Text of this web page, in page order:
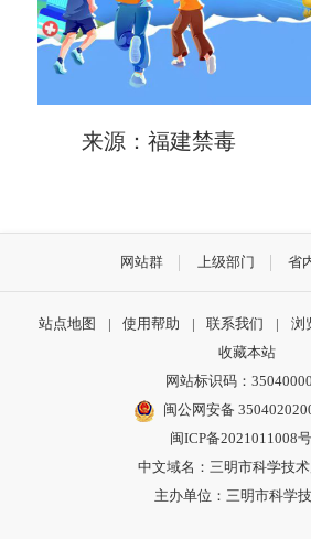
来源：福建禁毒
网站群 上级部门 省
站点地图 | 使用帮助 | 联系我们 | 浏
收藏本站
网站标识码：
闽公网安备
闽ICP备2021011008
中文域名：三明市科学技
主办单位：三明市科学